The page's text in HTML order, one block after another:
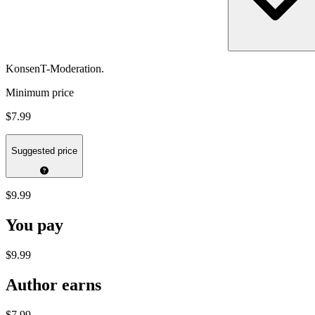
KonsenT-Moderation.
Minimum price
$7.99
Suggested price
$9.99
You pay
$9.99
Author earns